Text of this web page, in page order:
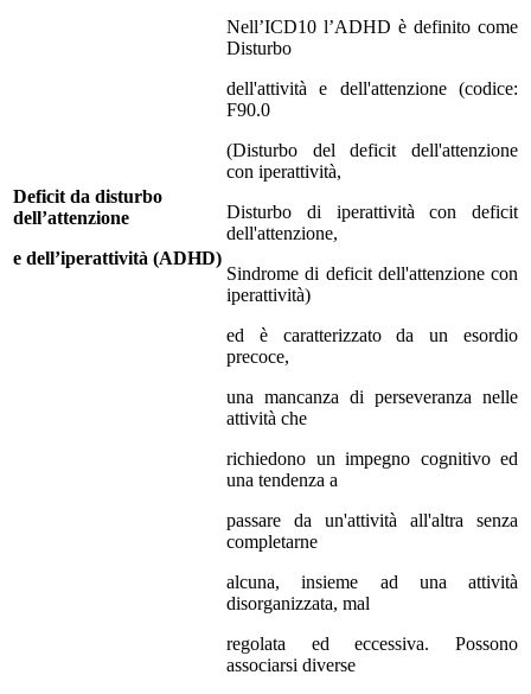
Deficit da disturbo
dell’attenzione
e dell’iperattività (ADHD)
Nell’ICD10 l’ADHD è definito come
Disturbo
dell'attività e dell'attenzione (codice:
F90.0
(Disturbo del deficit dell'attenzione
con iperattività,
Disturbo di iperattività con deficit
dell'attenzione,
Sindrome di deficit dell'attenzione con
iperattività)
ed è caratterizzato da un esordio
precoce,
una mancanza di perseveranza nelle
attività che
richiedono un impegno cognitivo ed
una tendenza a
passare da un'attività all'altra senza
completarne
alcuna, insieme ad una attività
disorganizzata, mal
regolata ed eccessiva. Possono
associarsi diverse